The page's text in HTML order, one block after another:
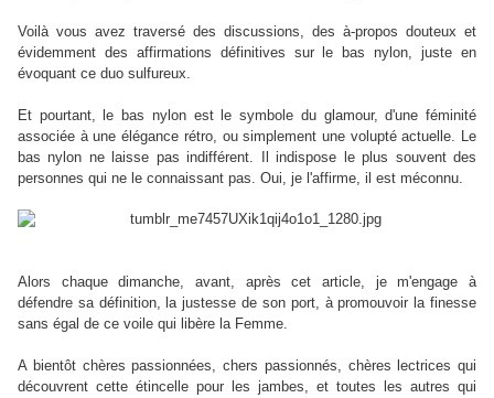
Voilà vous avez traversé des discussions, des à-propos douteux et
évidemment des affirmations définitives sur le bas nylon, juste en
évoquant ce duo sulfureux.
Et pourtant, le bas nylon est le symbole du glamour, d'une féminité
associée à une élégance rétro, ou simplement une volupté actuelle. Le
bas nylon ne laisse pas indifférent. Il indispose le plus souvent des
personnes qui ne le connaissant pas. Oui, je l'affirme, il est méconnu.
Alors chaque dimanche, avant, après cet article, je m'engage à
défendre sa définition, la justesse de son port, à promouvoir la finesse
sans égal de ce voile qui libère la Femme.
A bientôt chères passionnées, chers passionnés, chères lectrices qui
découvrent cette étincelle pour les jambes, et toutes les autres qui